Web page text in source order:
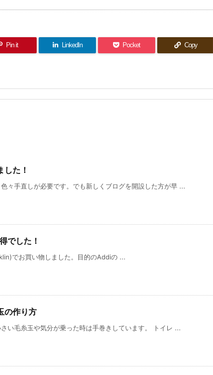
Pin it LinkedIn Pocket Copy
した！
々手直しが必要です。でも新しくブログを開設した方が早 ...
でした！
でお買い物しました。目的のAddiの ...
の作り方
い毛糸玉や気分が乗った時は手巻きしています。 トイレ ...